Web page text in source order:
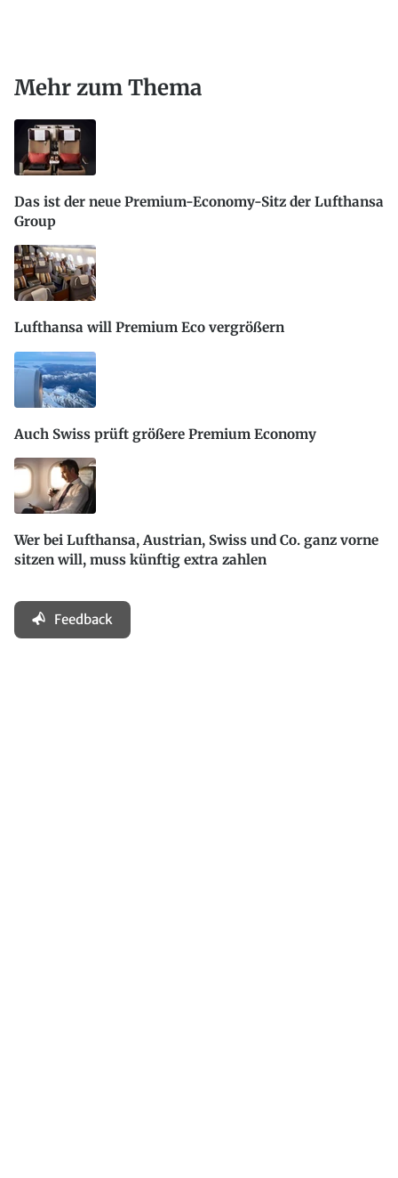
Mehr zum Thema
Das ist der neue Premium-Economy-Sitz der Lufthansa
Group
Lufthansa will Premium Eco vergrößern
Auch Swiss prüft größere Premium Economy
Wer bei Lufthansa, Austrian, Swiss und Co. ganz vorne
sitzen will, muss künftig extra zahlen
Feedback